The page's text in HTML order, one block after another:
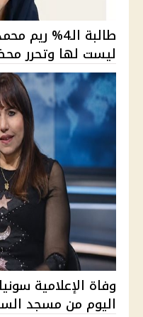
طالبة الـ4%
ليست لها وتحرر
وفاة الإعلامية
اليوم من مسجد